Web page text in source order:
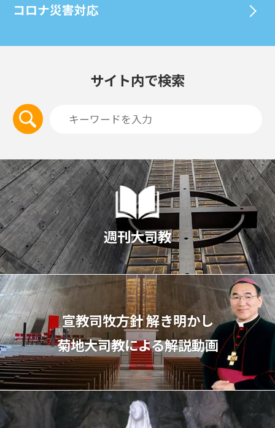
コロナ災害対応
サイト内で検索
週刊大司教
宣教司牧⽅針 解き明かし
菊地⼤司教による解説動画